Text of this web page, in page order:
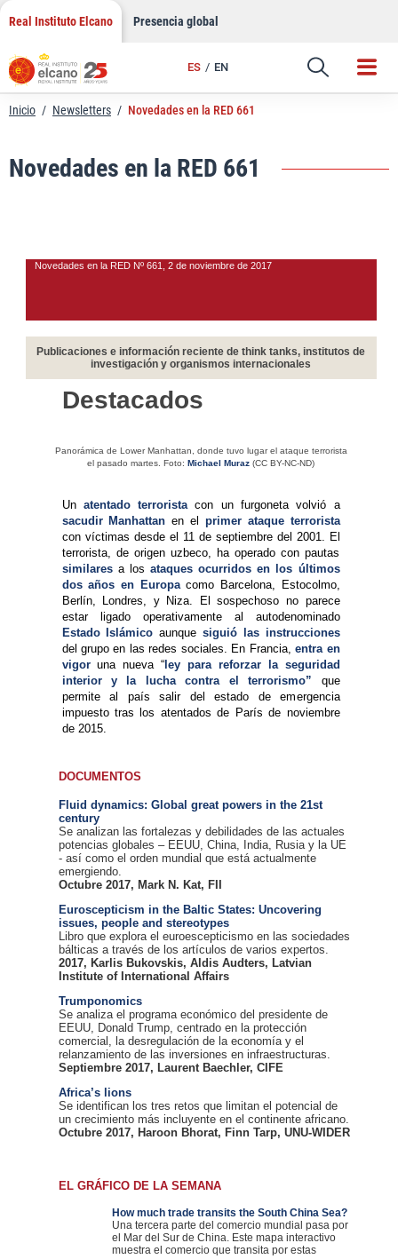
Saltar
contenido
Real Instituto Elcano Presencia global
ES EN
Enlace
Inicio / Newsletters / Novedades en la RED 661
Novedades en la RED 661